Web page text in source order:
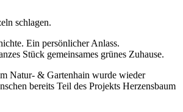
schlagen.
Ein persönlicher Anlass.
Stück gemeinsames grünes Zuhause.
Natur- & Gartenhain wurde wieder
bereits Teil des Projekts Herzensbaum